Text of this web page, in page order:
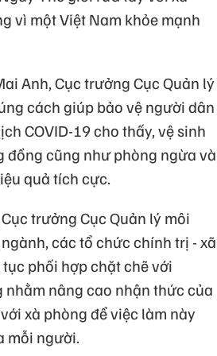
vì một Việt Nam khỏe mạnh
Anh, Cục trưởng Cục Quản lý
cách giúp bảo vệ người dân
COVID-19 cho thấy, vệ sinh
đồng cũng như phòng ngừa và
quả tích cực.
trưởng Cục Quản lý môi
các tổ chức chính trị - xã
phối hợp chặt chẽ với
nhằm nâng cao nhận thức của
xà phòng để việc làm này
mỗi người.